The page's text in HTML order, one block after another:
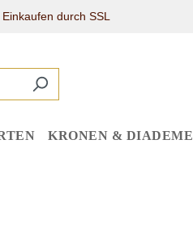
durch SSL
KRONEN & DIADEME